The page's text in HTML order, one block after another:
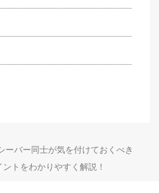
ーバー同士が気を付けておくべき
トをわかりやすく解説！